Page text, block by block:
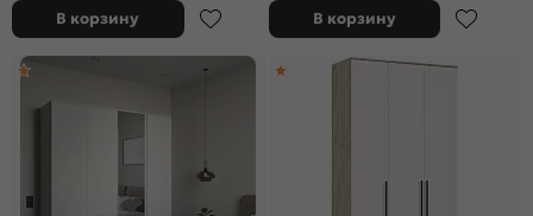
В корзину В корзину